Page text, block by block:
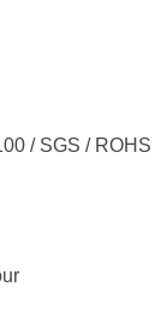
/ SGS / ROHS